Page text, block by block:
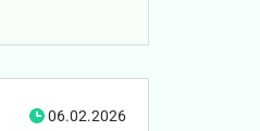
06.02.2026